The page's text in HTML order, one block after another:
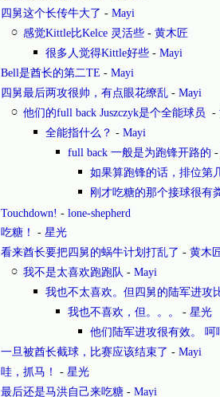
四舅这个长传牛大了 - Mayi
感觉Kittle比Kelce 灵活些 - 黄木匠
很多人觉得Kittle好些 - Mayi
Bell是酋长的第二TE - Mayi
四舅最后两攻很帅，有点眼花缭乱 - Mayi
他们的full back Juszczyk是个全能球员 -
全能指什么？ - Mayi
full back 一般是为跑锋开路的 -
如果算跑锋的话，排位第
刚才吃糖的那个接球很有
Touchdown! - lone-shepherd
吃糖！ - 星光
看来酋长要把四舅的蜗牛计划打乱了 - 黄木
我不是太喜欢跑跑队 - Mayi
我也不太喜欢。但四舅的陆军进攻
我也不喜欢，但。。。 - 星光
他们陆军进攻很有效。 呵
一旦被酋长截球，比赛应该结束了 - Mayi
哇，抓马！ - 星光
最后还是马洪自己来吃糖 - Mayi